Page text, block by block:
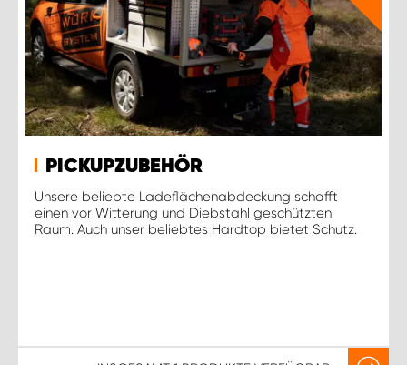
PICKUPZUBEHÖR
Unsere beliebte Ladeflächenabdeckung schafft
einen vor Witterung und Diebstahl geschützten
Raum. Auch unser beliebtes Hardtop bietet Schutz.